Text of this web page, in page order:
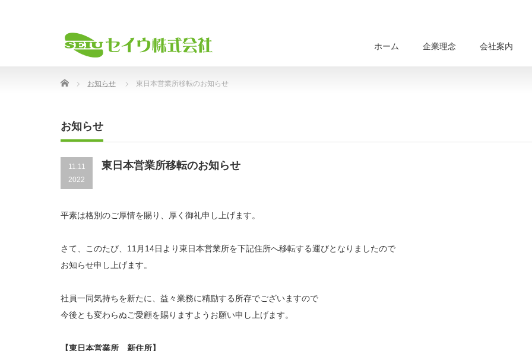
ホーム 企業理念 会社案内
Home お知らせ 東日本営業所移転のお知らせ
お知らせ
11.11
2022
東日本営業所移転のお知らせ
平素は格別のご厚情を賜り、厚く御礼申し上げます。
さて、このたび、11月14日より東日本営業所を下記住所へ移転する運びとなりましたので
お知らせ申し上げます。
社員一同気持ちを新たに、益々業務に精励する所存でございますので
今後とも変わらぬご愛顧を賜りますようお願い申し上げます。
【東日本営業所 新住所】